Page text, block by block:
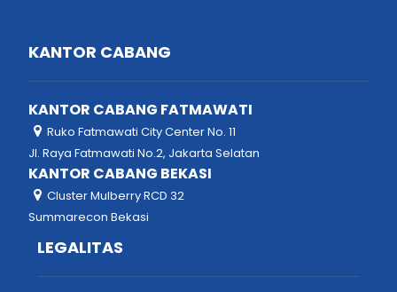
KANTOR CABANG
KANTOR CABANG FATMAWATI
Ruko Fatmawati City Center No. 11
Jl. Raya Fatmawati No.2, Jakarta Selatan
KANTOR CABANG BEKASI
Cluster Mulberry RCD 32
Summarecon Bekasi
LEGALITAS